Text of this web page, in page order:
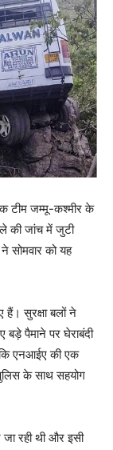
टीम जम्मू-कश्मीर के
की जांच में जुटी
सोमवार को यह
सुरक्षा बलों ने
बड़े पैमाने पर घेराबंदी
एनआईए की एक
के साथ सहयोग
जा रही थी और इसी